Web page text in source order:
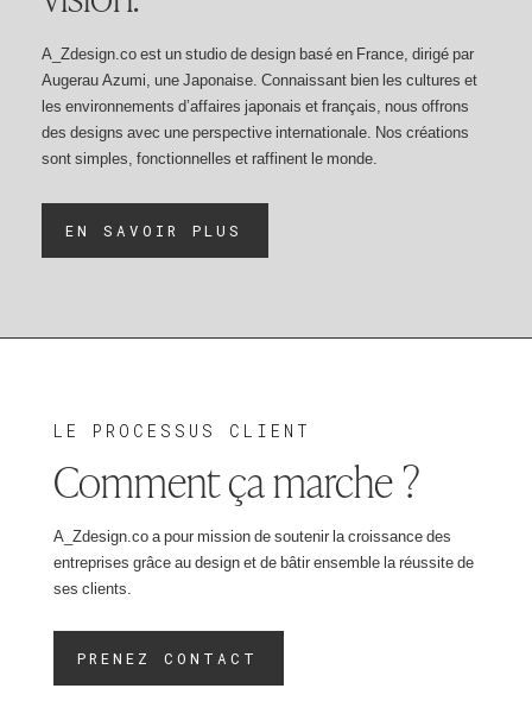
A_Zdesign.co est un studio de design basé en France, dirigé par
Augerau Azumi, une Japonaise. Connaissant bien les cultures et
les environnements d’affaires japonais et français, nous offrons
des designs avec une perspective internationale. Nos créations
sont simples, fonctionnelles et raffinent le monde.
EN SAVOIR PLUS
LE PROCESSUS CLIENT
Comment ça marche ?
A_Zdesign.co a pour mission de soutenir la croissance des
entreprises grâce au design et de bâtir ensemble la réussite de
ses clients.
PRENEZ CONTACT